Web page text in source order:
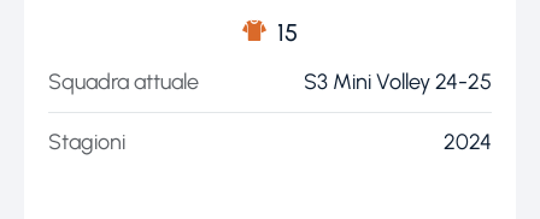
15
Squadra attuale S3 Mini Volley 24-25
Stagioni 2024